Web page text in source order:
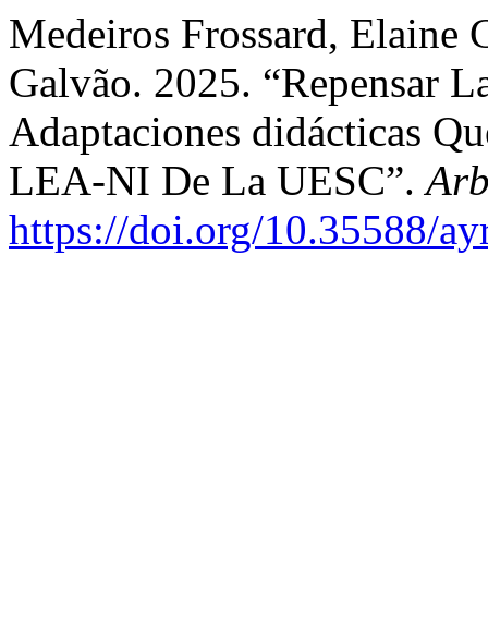
Medeiros Frossard, Elaine
Galvão. 2025. “Repensar
Adaptaciones didácticas
LEA-NI De La UESC”.
https://doi.org/10.35588/